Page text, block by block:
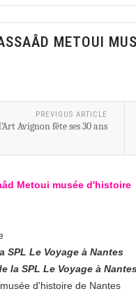
METOUI
PREVIOUS ARTICLE
Avignon fête ses 30 ans
SPL Le Voyage à Nantes
la SPL Le Voyage à
d'histoire de Nantes